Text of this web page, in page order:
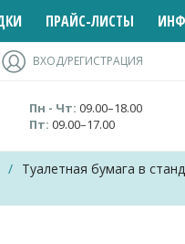
ПРАЙС-ЛИСТЫ
ВХОД/РЕГИСТРАЦИЯ
Пн - Чт: 09.00–18.00
Пт: 09.00–17.00
/ Туалетная бумага в